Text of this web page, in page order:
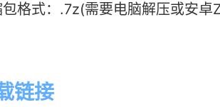
包格式：.7z(需要电脑解压或安
链接